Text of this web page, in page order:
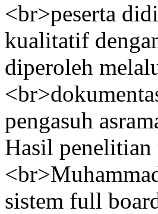
<br>peserta
kualitatif
diperoleh
pengasuh
Hasil
sistem full